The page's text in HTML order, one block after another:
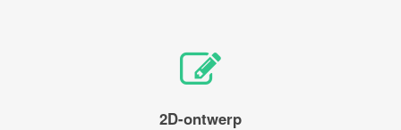
2D-ontwerp